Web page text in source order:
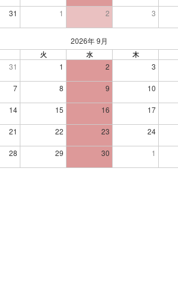
31 1 2 3
2026年 9月
火 水 木
31 1 2 3
7 8 9 10
14 15 16 17
21 22 23 24
28 29 30 1